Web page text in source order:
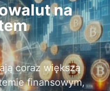
na
coraz większą
finansowym,